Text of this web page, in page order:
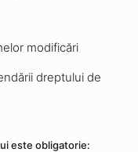
modificări
dreptului de
este obligatorie: